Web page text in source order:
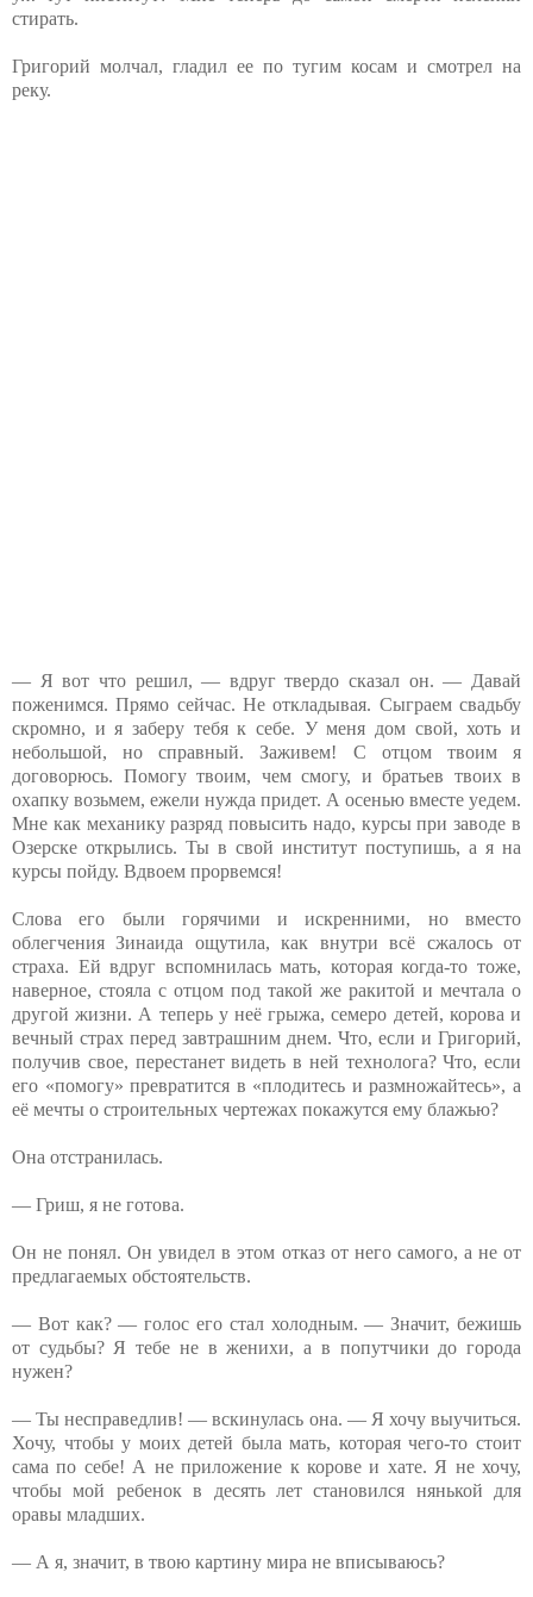
стирать.
Григорий молчал, гладил ее по тугим косам и смотрел на
реку.
— Я вот что решил, — вдруг твердо сказал он. — Давай
поженимся. Прямо сейчас. Не откладывая. Сыграем свадьбу
скромно, и я заберу тебя к себе. У меня дом свой, хоть и
небольшой, но справный. Заживем! С отцом твоим я
договорюсь. Помогу твоим, чем смогу, и братьев твоих в
охапку возьмем, ежели нужда придет. А осенью вместе уедем.
Мне как механику разряд повысить надо, курсы при заводе в
Озерске открылись. Ты в свой институт поступишь, а я на
курсы пойду. Вдвоем прорвемся!
Слова его были горячими и искренними, но вместо
облегчения Зинаида ощутила, как внутри всё сжалось от
страха. Ей вдруг вспомнилась мать, которая когда-то тоже,
наверное, стояла с отцом под такой же ракитой и мечтала о
другой жизни. А теперь у неё грыжа, семеро детей, корова и
вечный страх перед завтрашним днем. Что, если и Григорий,
получив свое, перестанет видеть в ней технолога? Что, если
его «помогу» превратится в «плодитесь и размножайтесь», а
её мечты о строительных чертежах покажутся ему блажью?
Она отстранилась.
— Гриш, я не готова.
Он не понял. Он увидел в этом отказ от него самого, а не от
предлагаемых обстоятельств.
— Вот как? — голос его стал холодным. — Значит, бежишь
от судьбы? Я тебе не в женихи, а в попутчики до города
нужен?
— Ты несправедлив! — вскинулась она. — Я хочу выучиться.
Хочу, чтобы у моих детей была мать, которая чего-то стоит
сама по себе! А не приложение к корове и хате. Я не хочу,
чтобы мой ребенок в десять лет становился нянькой для
оравы младших.
— А я, значит, в твою картину мира не вписываюсь?